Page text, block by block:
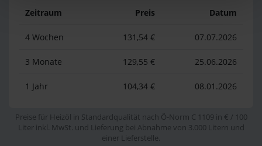
Zeitraum Preis Datum
4 Wochen 131,54 € 07.07.2026
3 Monate 129,55 € 25.06.2026
1 Jahr 104,34 € 08.01.2026
Preise für Heizöl in Standardqualität nach Ö-Norm C 1109 in € / 100
Liter inkl. MwSt. und Lieferung bei Abnahme von 3.000 Litern und
einer Lieferstelle.